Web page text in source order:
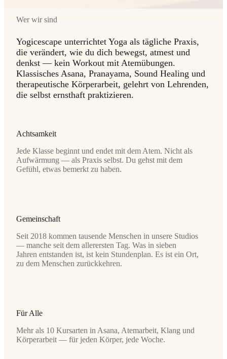
Wer wir sind
Yogicescape unterrichtet Yoga als tägliche Praxis,
die verändert, wie du dich bewegst, atmest und
denkst — kein Workout mit Atemübungen.
Klassisches Asana, Pranayama, Sound Healing und
therapeutische Körperarbeit, gelehrt von Lehrenden,
die selbst ernsthaft praktizieren.
Achtsamkeit
Jede Klasse beginnt und endet mit dem Atem. Nicht als
Aufwärmung — als Praxis selbst. Du gehst mit dem
Gefühl, etwas bemerkt zu haben.
Gemeinschaft
Seit 2018 kommen tausende Menschen in unsere Studios
— manche seit dem allerersten Tag. Was in sieben
Jahren entstanden ist, ist kein Stundenplan. Es ist ein Ort,
zu dem Menschen zurückkehren.
Für Alle
Mehr als 10 Kursarten in Asana, Atemarbeit, Klang und
Körperarbeit — für jeden Körper, jede Woche.